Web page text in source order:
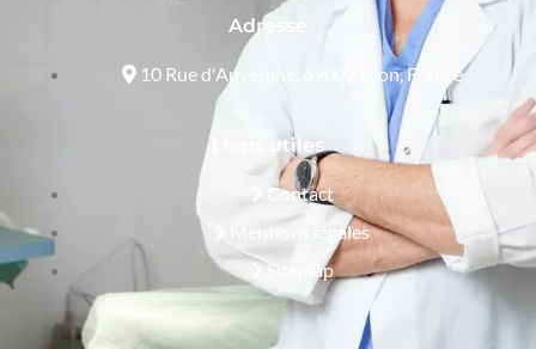
Adresse
10 Rue d'Auvergne, 69002 Lyon, France
Liens utiles
Contact
Mentions légales
Sitemap